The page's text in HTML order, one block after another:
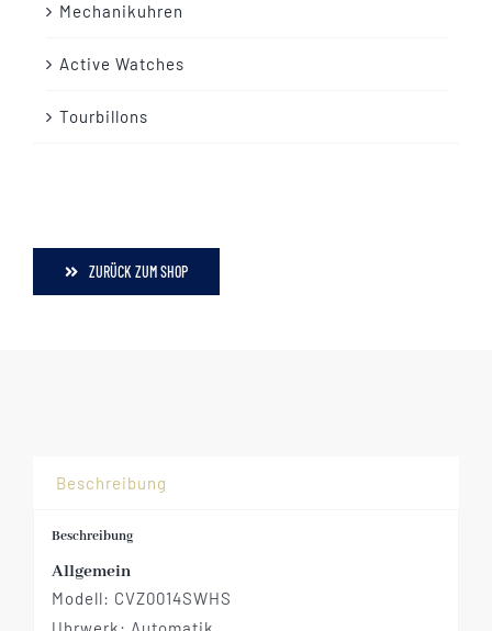
Mechanikuhren
Active Watches
Tourbillons
ZURÜCK ZUM SHOP
Beschreibung
Beschreibung
Allgemein
Modell: CVZ0014SWHS